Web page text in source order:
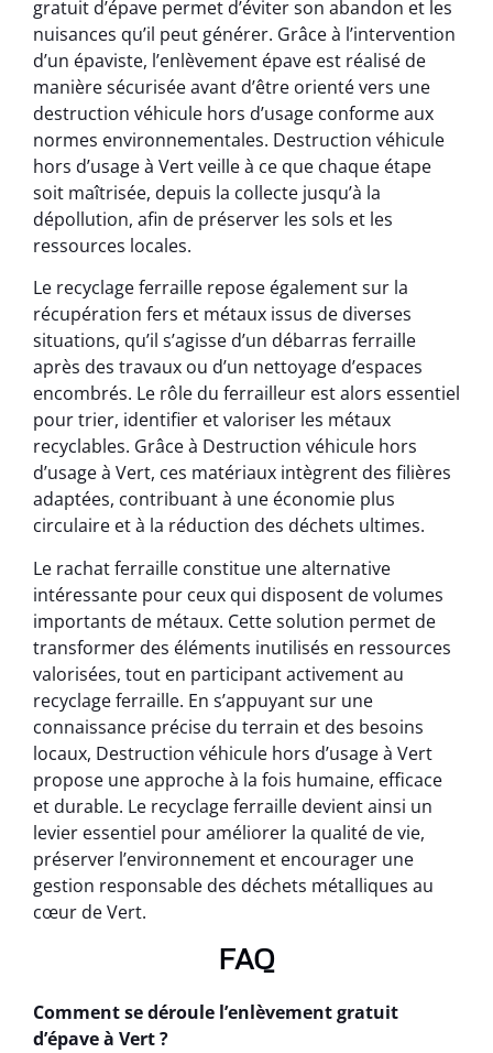
gratuit d’épave permet d’éviter son abandon et les
nuisances qu’il peut générer. Grâce à l’intervention
d’un épaviste, l’enlèvement épave est réalisé de
manière sécurisée avant d’être orienté vers une
destruction véhicule hors d’usage conforme aux
normes environnementales. Destruction véhicule
hors d’usage à Vert veille à ce que chaque étape
soit maîtrisée, depuis la collecte jusqu’à la
dépollution, afin de préserver les sols et les
ressources locales.
Le recyclage ferraille repose également sur la
récupération fers et métaux issus de diverses
situations, qu’il s’agisse d’un débarras ferraille
après des travaux ou d’un nettoyage d’espaces
encombrés. Le rôle du ferrailleur est alors essentiel
pour trier, identifier et valoriser les métaux
recyclables. Grâce à Destruction véhicule hors
d’usage à Vert, ces matériaux intègrent des filières
adaptées, contribuant à une économie plus
circulaire et à la réduction des déchets ultimes.
Le rachat ferraille constitue une alternative
intéressante pour ceux qui disposent de volumes
importants de métaux. Cette solution permet de
transformer des éléments inutilisés en ressources
valorisées, tout en participant activement au
recyclage ferraille. En s’appuyant sur une
connaissance précise du terrain et des besoins
locaux, Destruction véhicule hors d’usage à Vert
propose une approche à la fois humaine, efficace
et durable. Le recyclage ferraille devient ainsi un
levier essentiel pour améliorer la qualité de vie,
préserver l’environnement et encourager une
gestion responsable des déchets métalliques au
cœur de Vert.
FAQ
Comment se déroule l’enlèvement gratuit
d’épave à Vert ?